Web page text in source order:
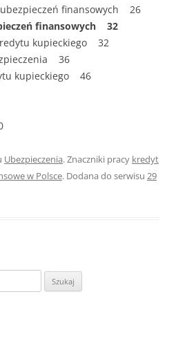
ubezpieczeń finansowych 26
finansowych 32
kupieckiego 32
36
kupieckiego 46
Ubezpieczenia. Znaczniki pracy kredyt
w Polsce. Dodana do serwisu 29